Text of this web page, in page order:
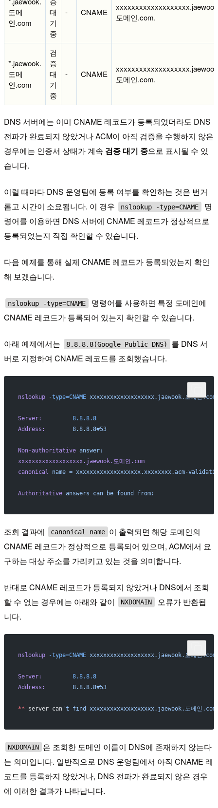
도메
인.com
대
기
중
- CNAME
도메인.com.
*.jaewook.
도메
인.com
검
증
대
기
중
- CNAME
도메인.com.
DNS 서버에는 이미 CNAME 레코드가 등록되었더라도 DNS
전파가 완료되지 않았거나 ACM이 아직 검증을 수행하지 않은
경우에는 인증서 상태가 계속 검증 대기 중으로 표시될 수 있
습니다.
이럴 때마다 DNS 운영팀에 등록 여부를 확인하는 것은 번거
롭고 시간이 소요됩니다. 이 경우
nslookup -type=CNAME
명
령어를 이용하면 DNS 서버에 CNAME 레코드가 정상적으로
등록되었는지 직접 확인할 수 있습니다.
다음 예제를 통해 실제 CNAME 레코드가 등록되었는지 확인
해 보겠습니다.
nslookup -type=CNAME
명령어를 사용하면 특정 도메인에
CNAME 레코드가 등록되어 있는지 확인할 수 있습니다.
아래 예제에서는 8.8.8.8(Google Public DNS)
를 DNS 서
버로 지정하여 CNAME 레코드를 조회했습니다.
nslookup -type=CNAME xxxxxxxxxxxxxxxxxxx.jaewook.도메인
Server:
		8.8.8.8
Address:
	8.8.8.8#53
Non-authoritative answer:
xxxxxxxxxxxxxxxxxxx.jaewook.도메인.com
canonical name = xxxxxxxxxxxxxxxxxxx.xxxxxxxx.acm-
Authoritative answers can be found from:
조회 결과에 canonical name 이 출력되면 해당 도메인의
CNAME 레코드가 정상적으로 등록되어 있으며, ACM에서 요
구하는 대상 주소를 가리키고 있는 것을 의미합니다.
반대로 CNAME 레코드가 등록되지 않았거나 DNS에서 조회
할 수 없는 경우에는 아래와 같이
NXDOMAIN
오류가 반환됩
니다.
nslookup -type=CNAME xxxxxxxxxxxxxxxxxxx.jaewook.도메인
Server:
		8.8.8.8
Address:
	8.8.8.8#53
** server can't find xxxxxxxxxxxxxxxxxxx.jaewook.도메인.com:
NXDOMAIN 은 조회한 도메인 이름이 DNS에 존재하지 않는다
는 의미입니다. 일반적으로 DNS 운영팀에서 아직 CNAME 레
코드를 등록하지 않았거나, DNS 전파가 완료되지 않은 경우
에 이러한 결과가 나타납니다.